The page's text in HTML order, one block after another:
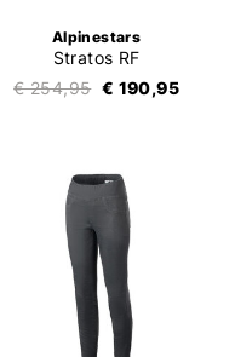
Alpinestars
Stratos RF
€ 254,95 € 190,95